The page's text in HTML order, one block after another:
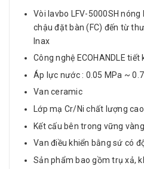
Vòi lavbo LFV-5000SH
chậu đặt bàn (FC) đến từ
Inax
Công nghệ ECOHANDLE
Áp lực nước : 0.05 MPa ~
Van ceramic
Lớp mạ Cr/Ni chất lượng cao
Kết cấu bên trong vững vàng
Van điều khiển bằng sứ có
Sản phẩm bao gồm trụ xả,